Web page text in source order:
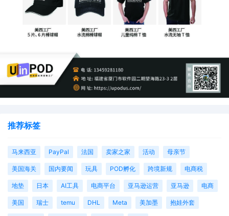
推荐标签
马来西亚 PayPal 法国 卖家之家 活动 母亲节
美国海关 国内要闻 玩具 POD孵化 跨境新规 电商税
地垫 日本 AI工具 电商平台 亚马逊运营 亚马逊 电商
美国 瑞士 temu DHL Meta 美加墨 抱娃外套